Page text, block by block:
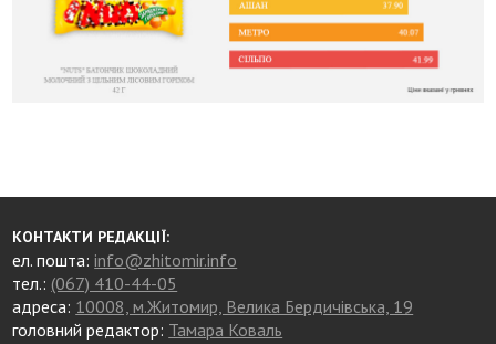
КОНТАКТИ РЕДАКЦІЇ:
ел. пошта:info@zhitomir.info
тел.: (067) 410-44-05
адреса: 10008, м.Житомир, Велика Бердичівська, 19
головний редактор: Тамара Коваль